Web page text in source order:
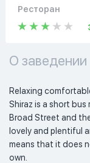
Ресторан
О заведении
Relaxing
Shiraz is a short bus
Broad Street and
lovely and plentiful
means that it does
own.